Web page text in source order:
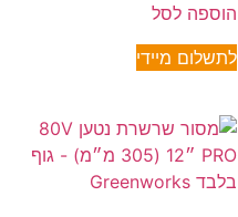
הוספה לסל
לתשלום מיידי